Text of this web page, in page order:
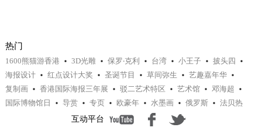
热门
1600熊猫游香港 3D光雕 保罗‧克利 台湾 小王子
披头四
海报设计
红点设计大奖 圣诞节目 草间弥生
艺趣嘉年华
复制画
香港国际海报三年展 驳二艺术特区 艺术馆
邓海超
国际博物馆日
导赏 专页 欧豪年 水墨画 俄罗斯
法贝热
互动平台